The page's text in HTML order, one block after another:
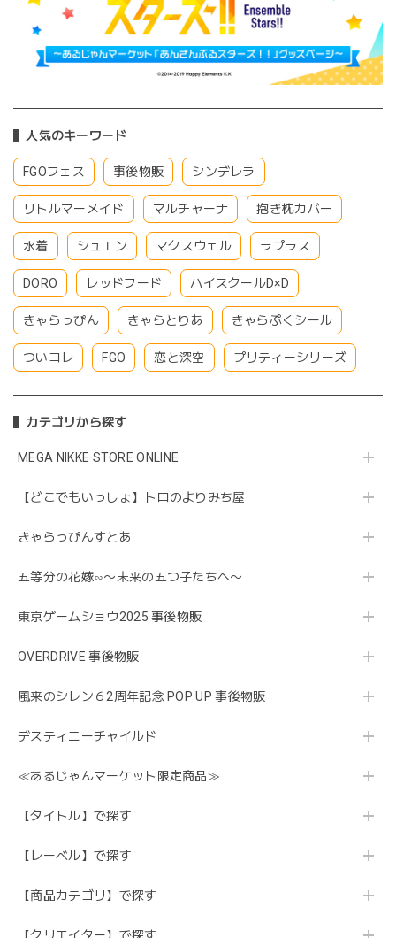
人気のキーワード
FGOフェス 事後物販 シンデレラ
リトルマーメイド マルチャーナ 抱き枕カバー
水着 シュエン マクスウェル ラプラス
DORO レッドフード ハイスクールD×D
きゃらっぴん きゃらとりあ きゃらぷくシール
ついコレ FGO 恋と深空 プリティーシリーズ
カテゴリから探す
MEGA NIKKE STORE ONLINE
【どこでもいっしょ】トロのよりみち屋
きゃらっぴんすとあ
五等分の花嫁∽〜未来の五つ子たちへ〜
東京ゲームショウ2025 事後物販
OVERDRIVE 事後物販
風来のシレン６2周年記念 POP UP 事後物販
デスティニーチャイルド
≪あるじゃんマーケット限定商品≫
【タイトル】で探す
【レーベル】で探す
【商品カテゴリ】で探す